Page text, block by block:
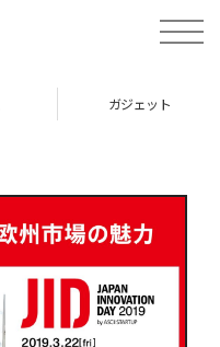
toggle
ガジェット